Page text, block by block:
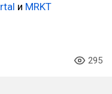
и MRKT
295